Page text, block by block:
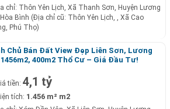
chỉ: Thôn Yên Lịch, Xã Thanh Sơn, Huyện Lương
Bình (Địa chỉ cũ: Thôn Yên Lịch, , Xã Cao
Phú Thọ)
Chủ Bán Đất View Đẹp Liên Sơn, Lương
400m2 Thổ Cư – Giá Đầu Tư!
tiền: 4,1 tỷ
tích: 1.456 m² m2